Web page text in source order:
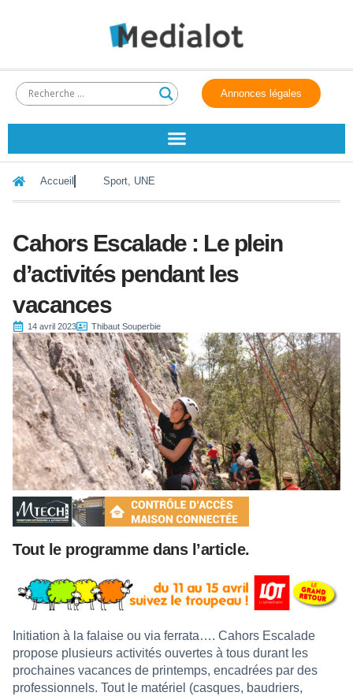
Annonces légales
Accueil Sport, UNE
Cahors Escalade : Le plein
d’activités pendant les
vacances
14 avril 2023 Thibaut Souperbie
Tout le programme dans l’article.
Initiation à la falaise ou via ferrata…. Cahors Escalade
propose plusieurs activités ouvertes à tous durant les
prochaines vacances de printemps, encadrées par des
professionnels. Tout le matériel (casques, baudriers,